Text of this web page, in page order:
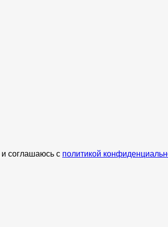
и соглашаюсь с политикой